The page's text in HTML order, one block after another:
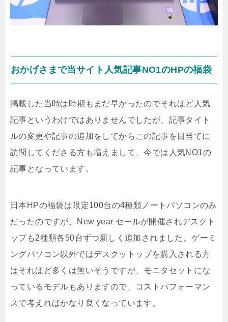
おかげさまで当サイト人気記事NO1のHPの福袋
掲載した当時は時期もまだ早かったのでそれほど人気
記事というわけではありませんでしたが、記事タイト
ルの変更や記事の追加をしてからこの記事を目当てに
訪問してくださる方も増えまして、今では人気NO1の
記事となっています。
日本HPの福袋は限定100台の4種類ノートパソコンのみ
だったのですが、New year セールが開催されデスクト
ップも2種類各50台ずつ新しく追加されました。ゲーミ
ングパソコン以外ではデスクットップを購入される方
はそれほど多くは無いそうですが、モニタセットにな
っているモデルもありますので、コストパフォーマン
スで考えればかなり良くなっています。